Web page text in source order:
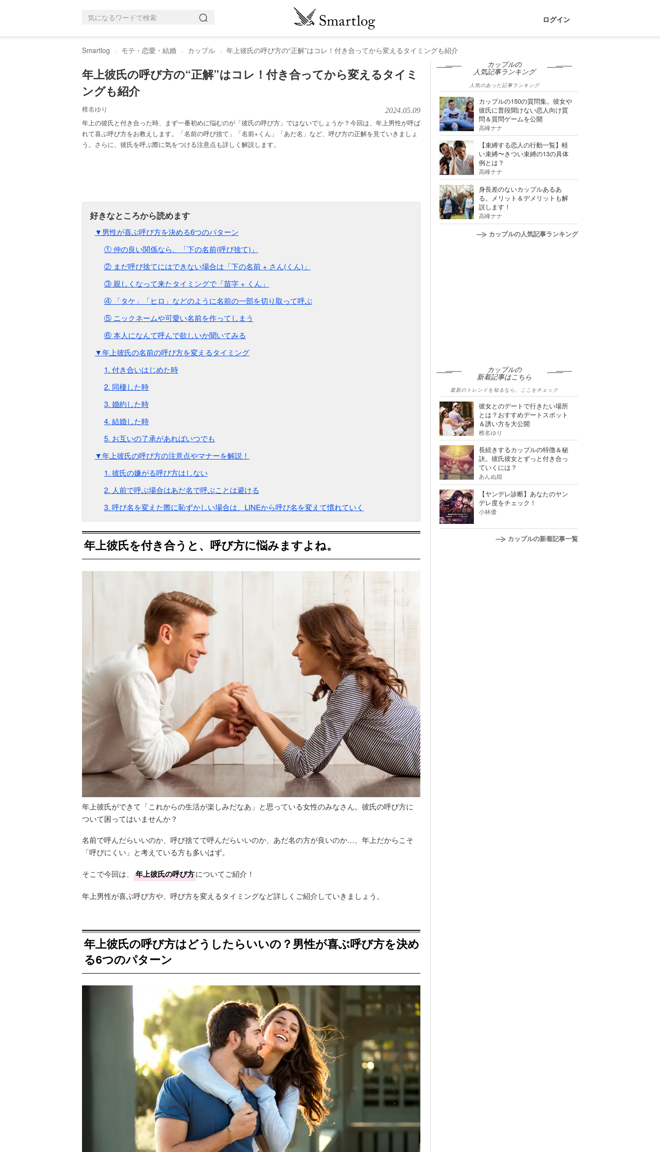
ログイン
Smartlog モテ・恋愛・結婚 カップル 年上彼氏の呼び方の“正解”はコレ！付き合ってから変えるタイミングも紹介
年上彼氏の呼び方の“正解”はコレ！付き合ってから変えるタイミ
ングも紹介
椎名ゆり 2024.05.09
年上の彼氏と付き合った時、まず一番初めに悩むのが「彼氏の呼び方」ではないでしょうか？今回は、年上男性が呼ば
れて喜ぶ呼び方をお教えします。「名前の呼び捨て」「名前+くん」「あだ名」など、呼び方の正解を見ていきましょ
う。さらに、彼氏を呼ぶ際に気をつける注意点も詳しく解説します。
▼男性が喜ぶ呼び方を決める6つのパターン
① 仲の良い関係なら、「下の名前(呼び捨て)」
② まだ呼び捨てにはできない場合は「下の名前 + さん(くん)」
③ 親しくなって来たタイミングで「苗字 + くん」
④ 「タケ」「ヒロ」などのように名前の一部を切り取って呼ぶ
⑤ ニックネームや可愛い名前を作ってしまう
⑥ 本人になんて呼んで欲しいか聞いてみる
▼年上彼氏の名前の呼び方を変えるタイミング
1. 付き合いはじめた時
2. 同棲した時
3. 婚約した時
4. 結婚した時
5. お互いの了承があればいつでも
▼年上彼氏の呼び方の注意点やマナーを解説！
1. 彼氏の嫌がる呼び方はしない
2. 人前で呼ぶ場合はあだ名で呼ぶことは避ける
3. 呼び名を変えた際に恥ずかしい場合は、LINEから呼び名を変えて慣れていく
年上彼氏を付き合うと、呼び方に悩みますよね。
年上彼氏ができて「これからの生活が楽しみだなあ」と思っている女性のみなさん。彼氏の呼び方に
ついて困ってはいませんか？
名前で呼んだらいいのか、呼び捨てで呼んだらいいのか、あだ名の方が良いのか…、年上だからこそ
「呼びにくい」と考えている方も多いはず。
そこで今回は、 年上彼氏の呼び方についてご紹介！
年上男性が喜ぶ呼び方や、呼び方を変えるタイミングなど詳しくご紹介していきましょう。
年上彼氏の呼び方はどうしたらいいの？男性が喜ぶ呼び方を決め
る6つのパターン
カップルの
人気記事ランキング
人気のあった記事ランキング
カップルの150の質問集。彼女や
彼氏に普段聞けない恋人向け質
問＆質問ゲームを公開
高峰ナナ
【束縛する恋人の行動一覧】軽
い束縛〜きつい束縛の13の具体
例とは？
高峰ナナ
身長差のないカップルあるあ
る。メリット＆デメリットも解
説します！
高峰ナナ
カップルの人気記事ランキング
カップルの
新着記事はこちら
最新のトレンドを知るなら、ここをチェック
彼女とのデートで行きたい場所
とは？おすすめデートスポット
＆誘い方を大公開
椎名ゆり
長続きするカップルの特徴＆秘
訣。彼氏彼女とずっと付き合っ
ていくには？
あんぬ姐
【ヤンデレ診断】あなたのヤン
デレ度をチェック！
小林優
カップルの新着記事一覧